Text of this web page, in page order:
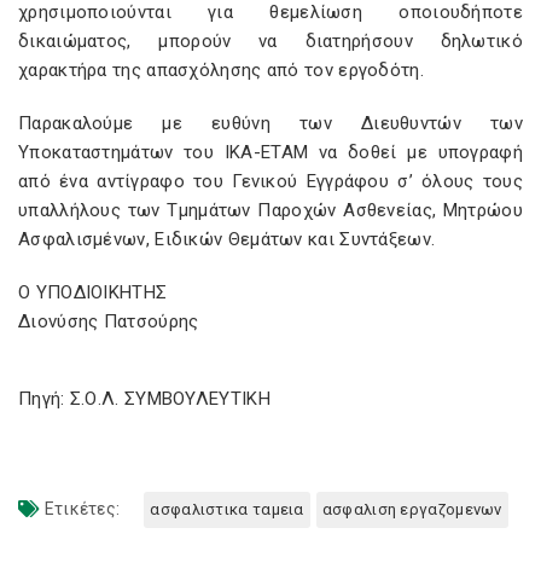
χρησιμοποιούνται για θεμελίωση οποιουδήποτε
δικαιώματος, μπορούν να διατηρήσουν δηλωτικό
χαρακτήρα της απασχόλησης από τον εργοδότη.
Παρακαλούμε με ευθύνη των Διευθυντών των
Υποκαταστημάτων του ΙΚΑ-ΕΤΑΜ να δοθεί με υπογραφή
από ένα αντίγραφο του Γενικού Εγγράφου σ’ όλους τους
υπαλλήλους των Τμημάτων Παροχών Ασθενείας, Μητρώου
Ασφαλισμένων, Ειδικών Θεμάτων και Συντάξεων.
Ο ΥΠΟΔΙΟΙΚΗΤΗΣ
Διονύσης Πατσούρης
Πηγή: Σ.Ο.Λ. ΣΥΜΒΟΥΛΕΥΤΙΚΗ
Ετικέτες: ασφαλιστικα ταμεια ασφαλιση εργαζομενων